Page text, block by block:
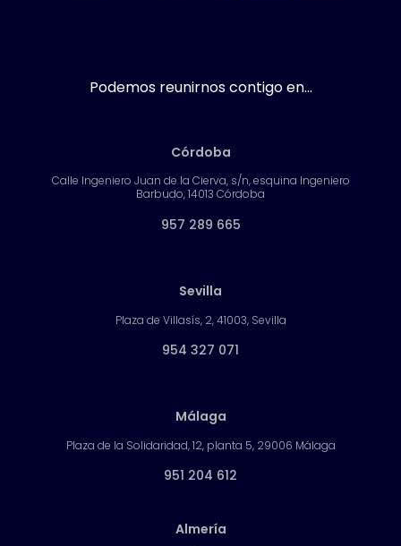
Podemos reunirnos contigo en...
Córdoba
Calle Ingeniero Juan de la Cierva, s/n, esquina Ingeniero
Barbudo, 14013 Córdoba
957 289 665
Sevilla
Plaza de Villasís, 2, 41003, Sevilla
954 327 071
Málaga
Plaza de la Solidaridad, 12, planta 5, 29006 Málaga
951 204 612
Almería